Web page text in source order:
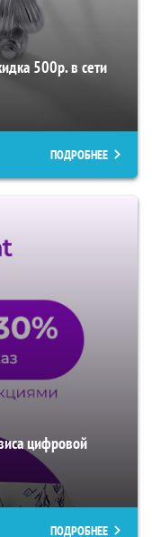
500р. в сети
ПОДРОБНЕЕ
цифровой
ПОДРОБНЕЕ